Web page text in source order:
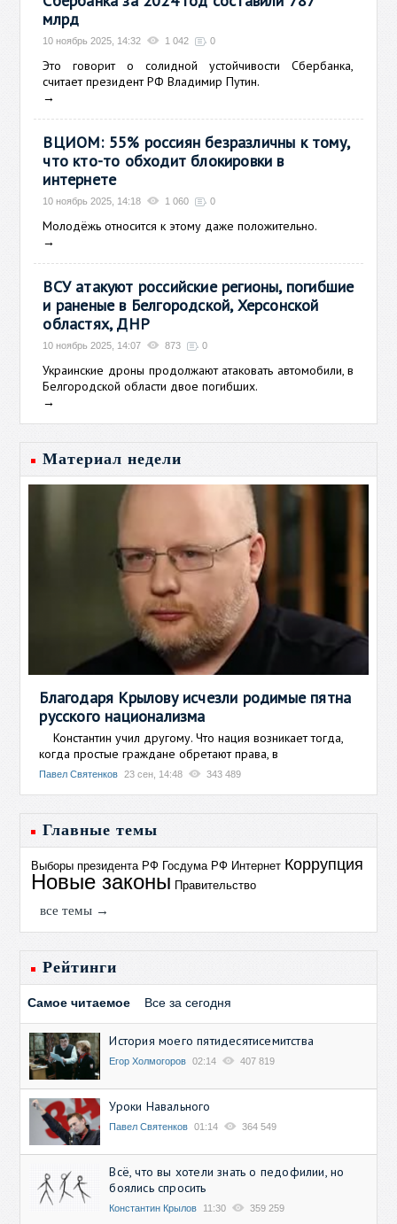
млрд
10 ноябрь 2025, 14:32 1 042 0
Это говорит о солидной устойчивости Сбербанка,
считает президент РФ Владимир Путин.
→
ВЦИОМ: 55% россиян безразличны к тому,
что кто-то обходит блокировки в
интернете
10 ноябрь 2025, 14:18 1 060 0
Молодёжь относится к этому даже положительно.
→
ВСУ атакуют российские регионы, погибшие
и раненые в Белгородской, Херсонской
областях, ДНР
10 ноябрь 2025, 14:07 873 0
Украинские дроны продолжают атаковать автомобили, в
Белгородской области двое погибших.
→
Материал недели
Благодаря Крылову исчезли родимые пятна
русского национализма
Константин учил другому. Что нация возникает тогда,
когда простые граждане обретают права, в
Павел Святенков 23 сен, 14:48 343 489
Главные темы
Выборы президента РФ Госдума РФ Интернет Коррупция
Новые законы Правительство
все темы →
Рейтинги
Самое читаемое Все за сегодня
История моего пятидесятисемитства
Егор Холмогоров 02:14 407 819
Уроки Навального
Павел Святенков 01:14 364 549
Всё, что вы хотели знать о педофилии, но
боялись спросить
Константин Крылов 11:30 359 259